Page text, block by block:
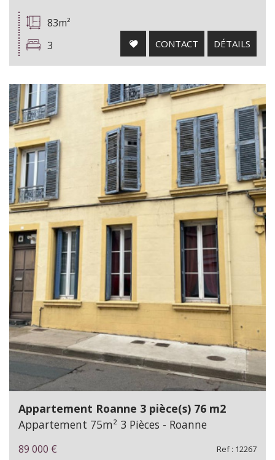
83m²
3
CONTACT DÉTAILS
Appartement Roanne 3 pièce(s) 76 m2
Appartement 75m² 3 Pièces - Roanne
89 000 € Ref : 12267